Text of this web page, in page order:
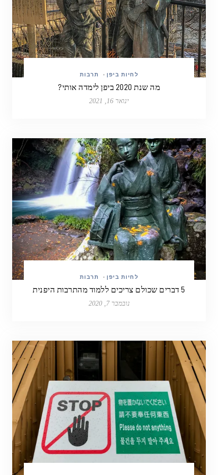
לחיות ביפן • תרבות
מה שנת 2020 ביפן לימדה אותי?
ינואר 16, 2021
לחיות ביפן • תרבות
5 דברים שכולם צריכים ללמוד מהתרבות היפנית
נובמבר 7, 2020